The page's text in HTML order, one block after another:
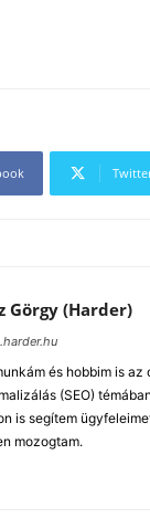
Görgy (Harder)
és hobbim is
(SEO)
is segítem
mozogtam.